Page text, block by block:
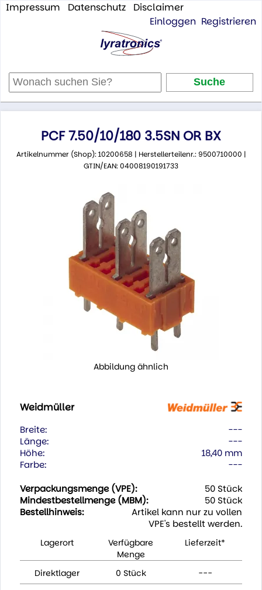
Impressum Datenschutz
Disclaimer
Einloggen Registrieren
PCF 7.50/10/180 3.5SN OR BX
Artikelnummer (Shop): 10200658 | Herstellerteilenr.: 9500710000 |
GTIN/EAN: 04008190191733
Abbildung ähnlich
Weidmüller
Breite:
---
Länge:
---
Höhe:
18,40 mm
Farbe:
---
Verpackungsmenge (VPE):
50 Stück
Mindestbestellmenge (MBM):
50 Stück
Bestellhinweis:
Artikel kann nur zu vollen
VPE's bestellt werden.
Lagerort
Verfügbare
Menge
Lieferzeit*
Direktlager 0 Stück ---